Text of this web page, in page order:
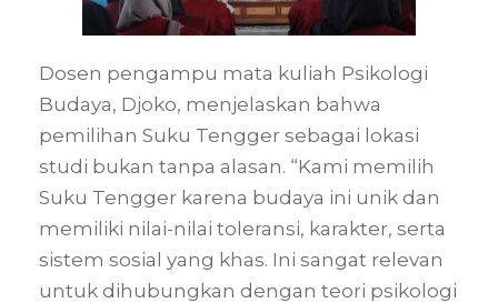
Dosen pengampu mata kuliah Psikologi
Budaya, Djoko, menjelaskan bahwa
pemilihan Suku Tengger sebagai lokasi
studi bukan tanpa alasan. “Kami memilih
Suku Tengger karena budaya ini unik dan
memiliki nilai-nilai toleransi, karakter, serta
sistem sosial yang khas. Ini sangat relevan
untuk dihubungkan dengan teori psikologi